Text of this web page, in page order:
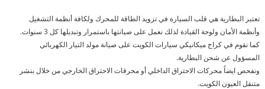
تعتبر البطارية هي قلب السيارة في تزويد الطاقة للمحرك ولكافة أنظمة التشغيل
وأنظمة الأمان ولوحة القيادة لذلك نعمل على صيانتها باستمرار وتبديلها كل 3 سنوات.
كما نقوم في كراج ميكانيكي سيارات الكويت على صيانة مولد التيار الكهربائي
المسؤول عن شحن البطارية.
ونفحص ايضاً محركات الاحتراق الداخلي أو محرقات الاحتراق الخارجي من خلال بنشر
متنقل العيون الكويت.